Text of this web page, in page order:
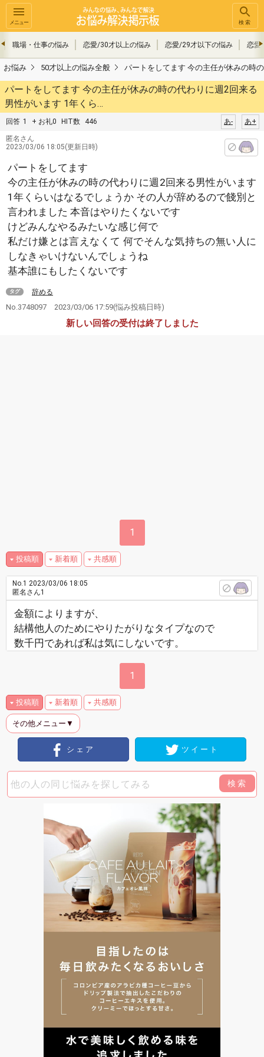
メニュー 検索
職場・仕事の悩み 恋愛/30才以上の悩み 恋愛/29才以下の悩み 恋愛
お悩み 50才以上の悩み全般 パートをしてます 今の主任が休みの時
パートをしてます 今の主任が休みの時の代わりに週2回来る
男性がいます 1年くら…
回答 1 + お礼0 HIT数 446 あ+
あ-
匿名さん
2023/03/06 18:05(更新日時)
パートをしてます
今の主任が休みの時の代わりに週2回来る男性がいます
1年くらいはなるでしょうか その人が辞めるので餞別と
言われました 本音はやりたくないです
けどみんなやるみたいな感じ何で
私だけ嫌とは言えなくて 何でそんな気持ちの無い人に
しなきゃいけないんでしょうね
基本誰にもしたくないです
タグ 辞める
No.3748097 2023/03/06 17:59(悩み投稿日時)
新しい回答の受付は終了しました
1
投稿順 新着順 共感順
No.1 2023/03/06 18:05
匿名さん1
金額によりますが、
結構他人のためにやりたがりなタイプなので
数千円であれば私は気にしないです。
1
投稿順 新着順 共感順
その他メニュー▼
シェア ツイート
検索